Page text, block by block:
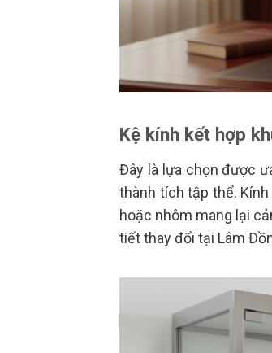
Kệ kính kết hợp
Đây là lựa chọn được
thành tích tập thể.
hoặc nhôm mang lại
tiết thay đổi tại Lâm